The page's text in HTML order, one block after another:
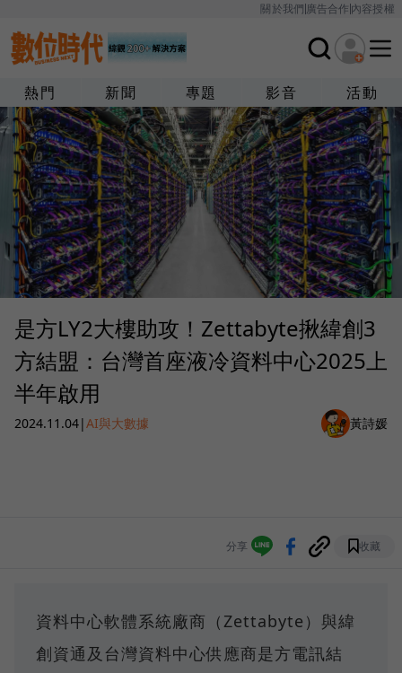
關於我們廣告合作內容授權
熱門 新聞 專題 影音 活動
是方LY2大樓助攻！Zettabyte揪緯創3
方結盟：台灣首座液冷資料中心2025上
半年啟用
2024.11.04|AI與大數據 黃詩媛
分享 收藏
資料中心軟體系統廠商（Zettabyte）與緯
創資通及台灣資料中心供應商是方電訊結